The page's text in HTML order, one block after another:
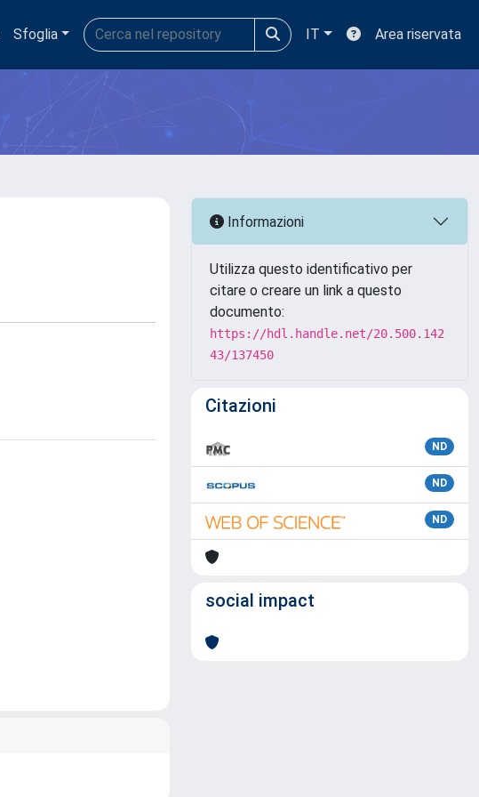
Sfoglia IT Area riservata
Informazioni
Utilizza questo identificativo per
citare o creare un link a questo
documento:
https://hdl.handle.net/20.500.142
43/137450
Citazioni
ND
ND
ND
social impact